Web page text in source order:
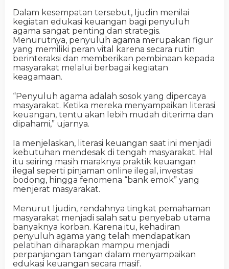
Dalam kesempatan tersebut, Ijudin menilai
kegiatan edukasi keuangan bagi penyuluh
agama sangat penting dan strategis.
Menurutnya, penyuluh agama merupakan figur
yang memiliki peran vital karena secara rutin
berinteraksi dan memberikan pembinaan kepada
masyarakat melalui berbagai kegiatan
keagamaan.
“Penyuluh agama adalah sosok yang dipercaya
masyarakat. Ketika mereka menyampaikan literasi
keuangan, tentu akan lebih mudah diterima dan
dipahami,” ujarnya.
Ia menjelaskan, literasi keuangan saat ini menjadi
kebutuhan mendesak di tengah masyarakat. Hal
itu seiring masih maraknya praktik keuangan
ilegal seperti pinjaman online ilegal, investasi
bodong, hingga fenomena “bank emok” yang
menjerat masyarakat.
Menurut Ijudin, rendahnya tingkat pemahaman
masyarakat menjadi salah satu penyebab utama
banyaknya korban. Karena itu, kehadiran
penyuluh agama yang telah mendapatkan
pelatihan diharapkan mampu menjadi
perpanjangan tangan dalam menyampaikan
edukasi keuangan secara masif.